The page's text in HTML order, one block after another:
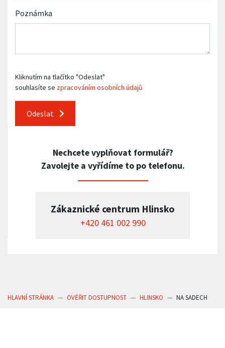
Poznámka
Kliknutím na tlačítko "Odeslat"
souhlasíte se zpracováním osobních údajů
Odeslat
Nechcete vyplňovat formulář?
Zavolejte a vyřídíme to po telefonu.
Zákaznické centrum Hlinsko
+420 461 002 990
HLAVNÍ STRÁNKA OVĚŘIT DOSTUPNOST HLINSKO NA SADECH